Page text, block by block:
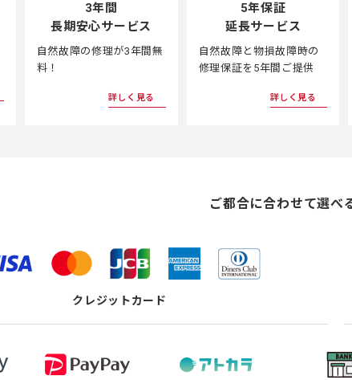
3年間
長期安心サービス
自然故障の修理が3年間無
料！
詳しく見る
5年保証
延長サービス
自然故障と物損故障時の
修理保証を5年間ご提供
詳しく見る
ご都合に合わせて選べ
クレジットカード